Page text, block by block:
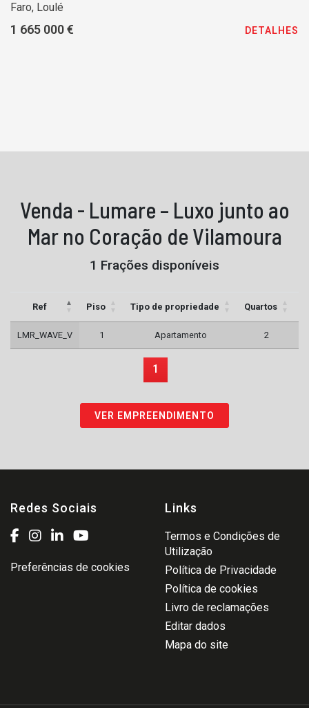
Faro, Loulé
1 665 000 € DETALHES
Venda - Lumare – Luxo junto ao
Mar no Coração de Vilamoura
1 Frações disponíveis
Ref Piso Tipo de propriedade Quartos
LMR_WAVE_V 1 Apartamento 2
1
VER EMPREENDIMENTO
Redes Sociais
Preferências de cookies
Links
Termos e Condições de
Utilização
Política de Privacidade
Política de cookies
Livro de reclamações
Editar dados
Mapa do site